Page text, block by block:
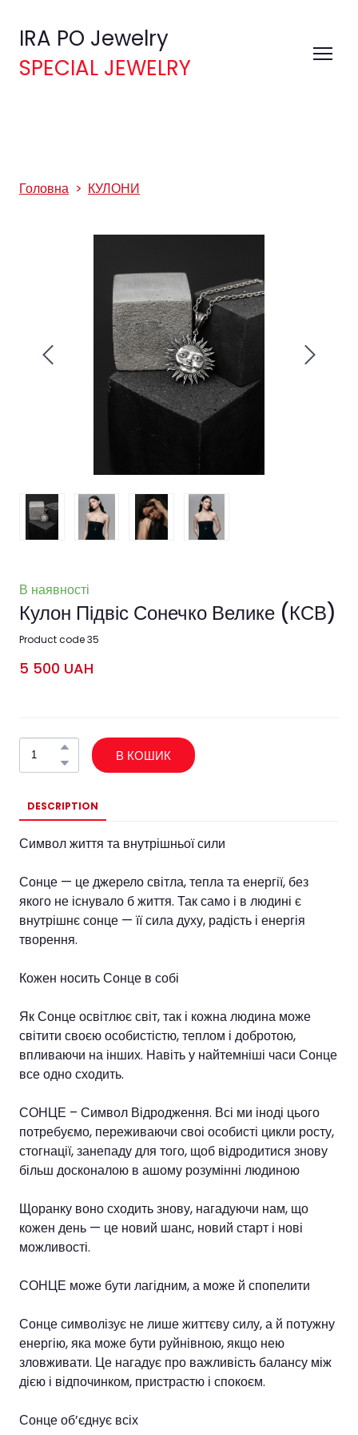
IRA PO Jewelry
SPECIAL JEWELRY
Головна КУЛОНИ
В наявності
Кулон Підвіс Сонечко Велике (КСВ)
Product code 35
5 500 UAH
В КОШИК
DESCRIPTION
Символ життя та внутрішньої сили
Сонце — це джерело світла, тепла та енергії, без
якого не існувало б життя. Так само і в людині є
внутрішнє сонце — її сила духу, радість і енергія
творення.
Кожен носить Сонце в собі
Як Сонце освітлює світ, так і кожна людина може
світити своєю особистістю, теплом і добротою,
впливаючи на інших. Навіть у найтемніші часи Сонце
все одно сходить.
СОНЦЕ – Символ Відродження. Всі ми іноді цього
потребуємо, переживаючи своі особисті цикли росту,
стогнації, занепаду для того, щоб відродитися знову
більш досконалою в ашому розумінні людиною
Щоранку воно сходить знову, нагадуючи нам, що
кожен день — це новий шанс, новий старт і нові
можливості.
СОНЦЕ може бути лагідним, а може й спопелити
Сонце символізує не лише життєву силу, а й потужну
енергію, яка може бути руйнівною, якщо нею
зловживати. Це нагадує про важливість балансу між
дією і відпочинком, пристрастю і спокоєм.
Сонце об’єднує всіх